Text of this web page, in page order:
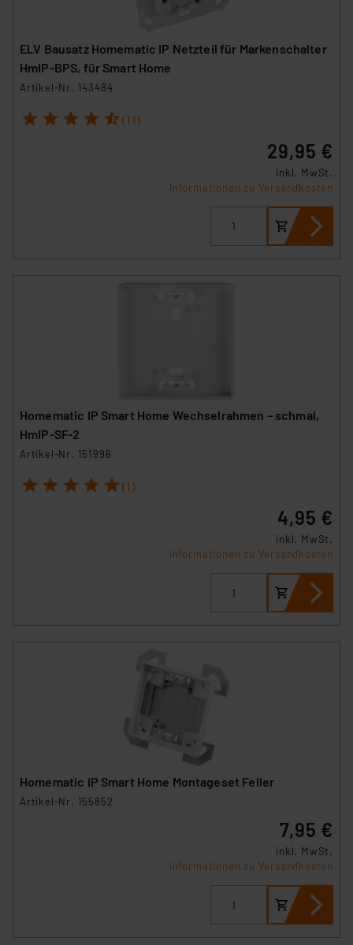
Beurteilung der mit der Datenübermittlung,
verbundenen Risiken.“
Impressum | Datenschutzerklärung
ELV Bausatz Homematic IP Netzteil für Markenschalter
HmIP-BPS, für Smart Home
Artikel-Nr. 143484
1 2 3 4 5 (11)
29,95 €
inkl. MwSt.
Informationen zu Versandkosten
Homematic IP Smart Home Wechselrahmen – schmal,
HmIP-SF-2
Artikel-Nr. 151996
1 2 3 4 5 (1)
4,95 €
inkl. MwSt.
Informationen zu Versandkosten
Homematic IP Smart Home Montageset Feller
Artikel-Nr. 155852
7,95 €
inkl. MwSt.
Informationen zu Versandkosten